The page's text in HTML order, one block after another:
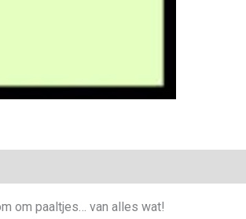
om paaltjes… van alles wat!